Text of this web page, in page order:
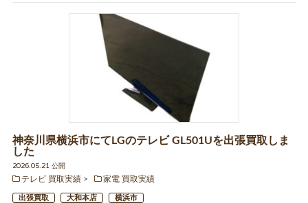
神奈川県横浜市にてLGのテレビ GL501Uを出張買取しま
した
2026.05.21 公開
テレビ 買取実績
家電 買取実績
出張買取 大和本店 横浜市